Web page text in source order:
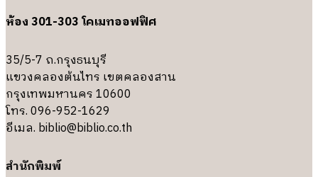
ห้อง 301-303 โคเมทออฟฟิศ
35/5-7 ถ.กรุงธนบุรี
แขวงคลองต้นไทร เขตคลองสาน
กรุงเทพมหานคร 10600
โทร. 096-952-1629
อีเมล. biblio@biblio.co.th
สำนักพิมพ์